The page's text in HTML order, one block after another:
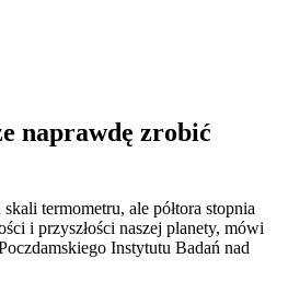
naprawdę zrobić
termometru, ale półtora stopnia
i przyszłości naszej planety, mówi
Instytutu Badań nad